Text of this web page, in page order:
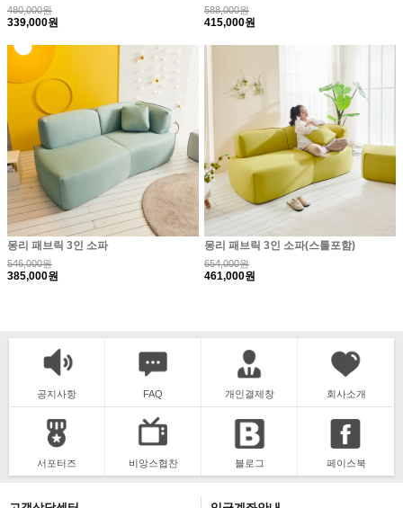
480,000원
339,000원
588,000원
415,000원
몽리 패브릭 3인 소파
546,000원
385,000원
몽리 패브릭 3인 소파(스툴포함)
654,000원
461,000원
공지사항 FAQ 개인결제창 회사소개
서포터즈 비앙스협찬 블로그 페이스북